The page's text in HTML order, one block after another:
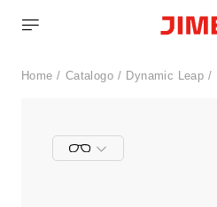
Home Catalogo Dynamic Leap